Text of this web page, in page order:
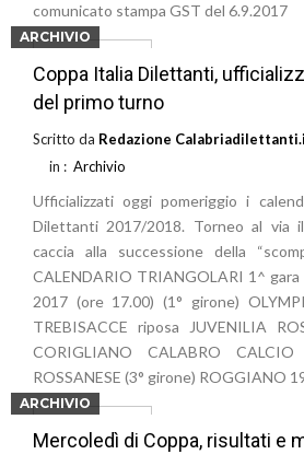
comunicato stampa GST del 6.9.2017
ARCHIVIO
Coppa Italia Dilettanti,
del primo turno
Scritto da Redazione
in : Archivio
Ufficializzati oggi pomeriggio i
Dilettanti 2017/2018. Torneo al via
caccia alla successione della
CALENDARIO TRIANGOLARI 1^
2017 (ore 17.00) (1° girone)
TREBISACCE riposa JUVENILIA
CORIGLIANO CALABRO
ROSSANESE (3° girone) ROGGIANO
ARCHIVIO
Mercoledì di Coppa, risultati e